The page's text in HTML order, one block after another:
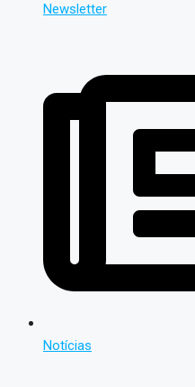
Newsletter
Notícias